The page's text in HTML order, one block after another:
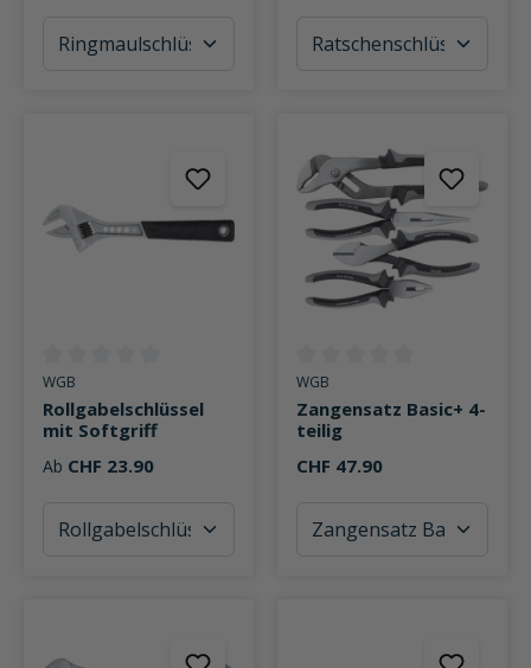
Durchschnittliche Bewertung von 0 von 5 Sternen
WGB
Rollgabelschlüssel
mit Softgriff
Ab CHF 23.90
Durchschnittliche Bewertung
WGB
Zangensatz Basic+ 4-
teilig
CHF 47.90